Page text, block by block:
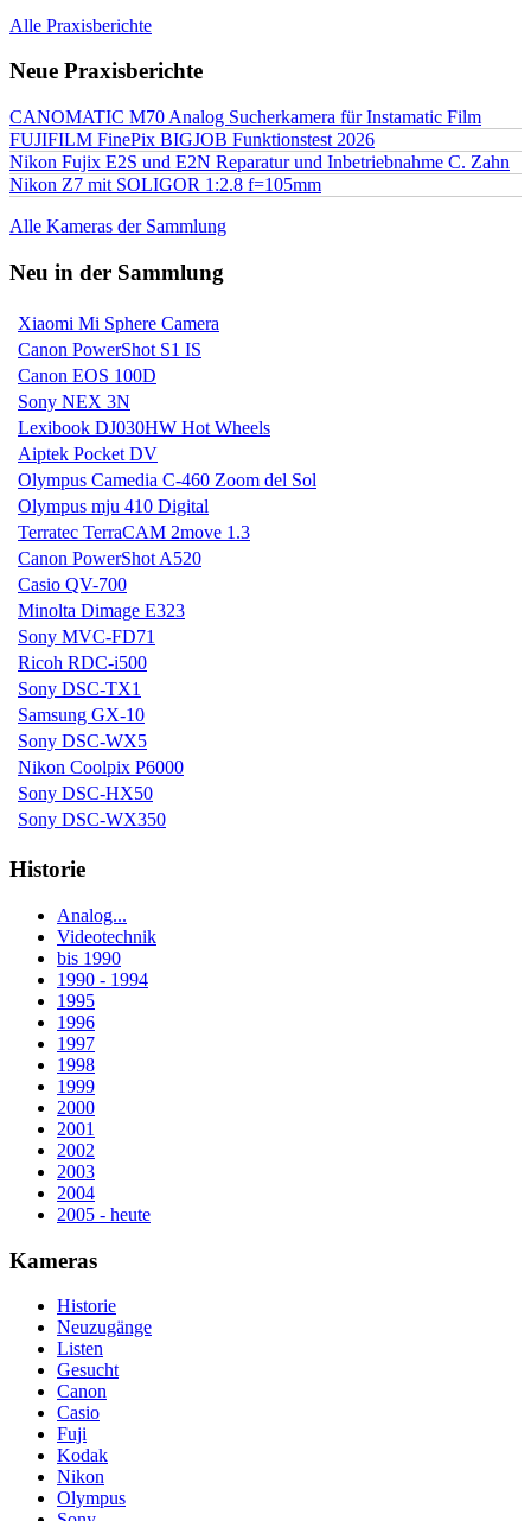
Alle Praxisberichte
Neue Praxisberichte
CANOMATIC M70 Analog Sucherkamera für Instamatic Film
FUJIFILM FinePix BIGJOB Funktionstest 2026
Nikon Fujix E2S und E2N Reparatur und Inbetriebnahme C. Zahn
Nikon Z7 mit SOLIGOR 1:2.8 f=105mm
Alle Kameras der Sammlung
Neu in der Sammlung
Xiaomi Mi Sphere Camera
Canon PowerShot S1 IS
Canon EOS 100D
Sony NEX 3N
Lexibook DJ030HW Hot Wheels
Aiptek Pocket DV
Olympus Camedia C-460 Zoom del Sol
Olympus mju 410 Digital
Terratec TerraCAM 2move 1.3
Canon PowerShot A520
Casio QV-700
Minolta Dimage E323
Sony MVC-FD71
Ricoh RDC-i500
Sony DSC-TX1
Samsung GX-10
Sony DSC-WX5
Nikon Coolpix P6000
Sony DSC-HX50
Sony DSC-WX350
Historie
Analog...
Videotechnik
bis 1990
1990 - 1994
1995
1996
1997
1998
1999
2000
2001
2002
2003
2004
2005 - heute
Kameras
Historie
Neuzugänge
Listen
Gesucht
Canon
Casio
Fuji
Kodak
Nikon
Olympus